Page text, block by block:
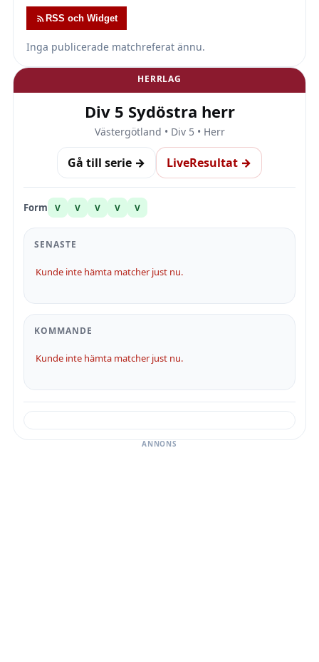
RSS och Widget
Inga publicerade matchreferat ännu.
HERRLAG
Div 5 Sydöstra herr
Västergötland • Div 5 • Herr
Gå till serie → LiveResultat →
Form V V V V V
SENASTE
Kunde inte hämta matcher just nu.
KOMMANDE
Kunde inte hämta matcher just nu.
ANNONS